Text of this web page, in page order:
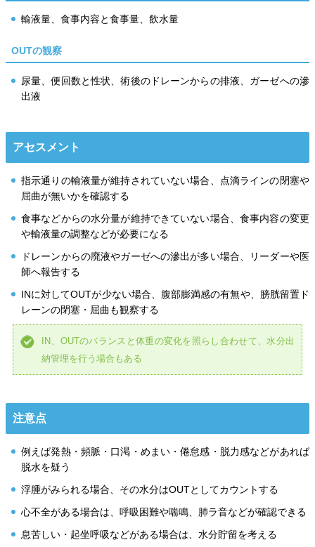
輸液量、食事内容と食事量、飲水量
OUTの観察
尿量、便回数と性状、術後のドレーンからの排液、ガーゼへの滲
出液
アセスメント
指示通りの輸液量が維持されていない場合、点滴ラインの閉塞や
屈曲が無いかを確認する
食事などからの水分量が維持できていない場合、食事内容の変更
や輸液量の調整などが必要になる
ドレーンからの廃液やガーゼへの滲出が多い場合、リーダーや医
師へ報告する
INに対してOUTが少ない場合、腹部膨満感の有無や、膀胱留置ド
レーンの閉塞・屈曲も観察する
IN、OUTのバランスと体重の変化を照らし合わせて、水分出
納管理を行う場合もある
注意点
例えば発熱・頻脈・口渇・めまい・倦怠感・脱力感などがあれば
脱水を疑う
浮腫がみられる場合、その水分はOUTとしてカウントする
心不全がある場合は、呼吸困難や喘鳴、肺ラ音などが確認できる
息苦しい・起坐呼吸などがある場合は、水分貯留を考える